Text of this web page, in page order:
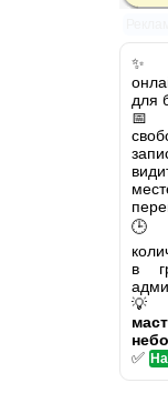
✨
для
📅
🕒
в
✅